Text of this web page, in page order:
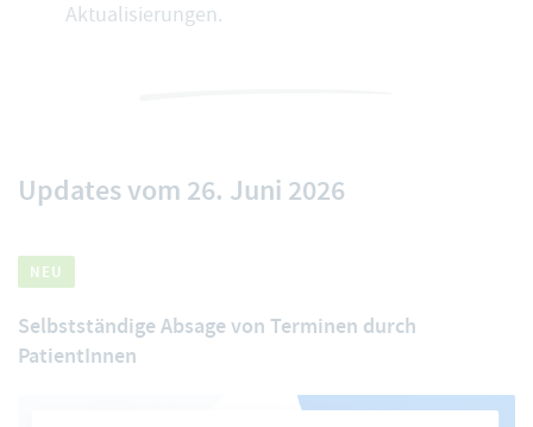
Aktualisierungen.
Updates vom 26. Juni 2026
NEU
Selbstständige Absage von Terminen durch
PatientInnen